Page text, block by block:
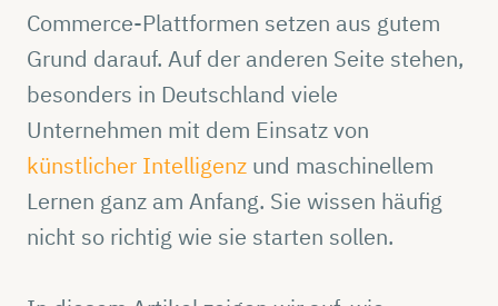
Commerce-Plattformen setzen aus gutem
Grund darauf. Auf der anderen Seite stehen,
besonders in Deutschland viele
Unternehmen mit dem Einsatz von
künstlicher Intelligenz und maschinellem
Lernen ganz am Anfang. Sie wissen häufig
nicht so richtig wie sie starten sollen.